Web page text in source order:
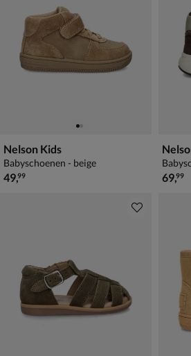
Nelson Kids
Babyschoenen - beige
€ 49,99
49,99 € 69,99
69,99